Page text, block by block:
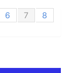
6 7
8